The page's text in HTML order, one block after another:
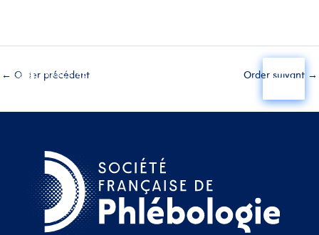
← Order précédent Order suivant →